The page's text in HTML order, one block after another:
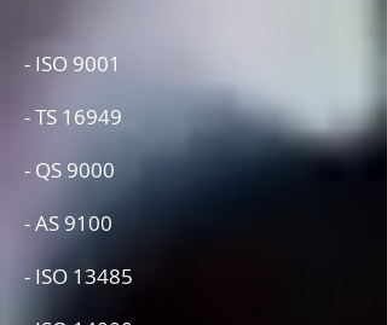
- ISO 9001
- TS 16949
- QS 9000
- AS 9100
- ISO 13485